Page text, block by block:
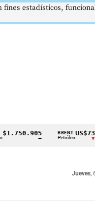
BRENT
Petróleo
US$73,48
▼ 1.12
Jueves,
estadísticos,